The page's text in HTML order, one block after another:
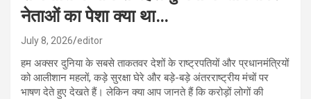
नेताओं का पेशा क्या था…
July 8, 2026 editor
हम अक्सर दुनिया के सबसे ताकतवर देशों के राष्ट्रपतियों और प्रधानमंत्रियों
को आलीशान महलों, कड़े सुरक्षा घेरे और बड़े-बड़े अंतरराष्ट्रीय मंचों पर
भाषण देते हुए देखते हैं। लेकिन क्या आप जानते हैं कि करोड़ों लोगों की